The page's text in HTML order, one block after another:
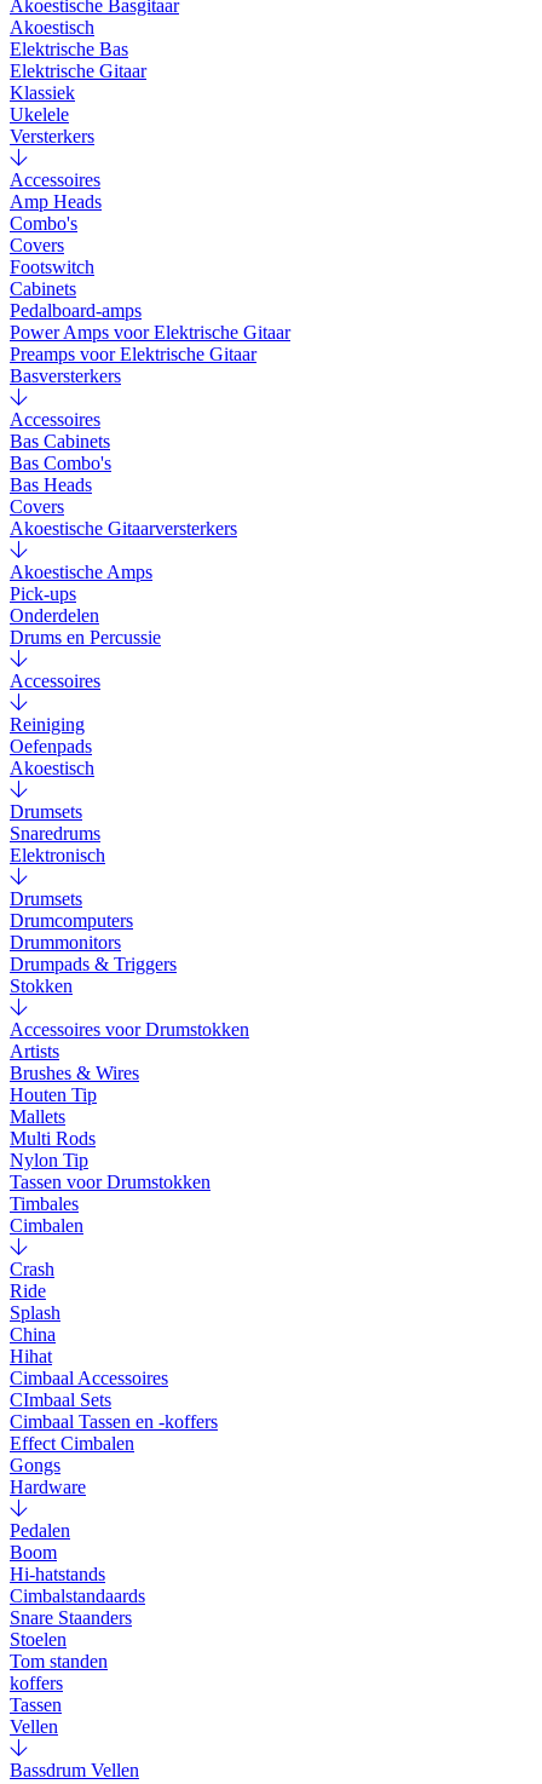
Akoestische Basgitaar
Akoestisch
Elektrische Bas
Elektrische Gitaar
Klassiek
Ukelele
Versterkers
Accessoires
Amp Heads
Combo's
Covers
Footswitch
Cabinets
Pedalboard-amps
Power Amps voor Elektrische Gitaar
Preamps voor Elektrische Gitaar
Basversterkers
Accessoires
Bas Cabinets
Bas Combo's
Bas Heads
Covers
Akoestische Gitaarversterkers
Akoestische Amps
Pick-ups
Onderdelen
Drums en Percussie
Accessoires
Reiniging
Oefenpads
Akoestisch
Drumsets
Snaredrums
Elektronisch
Drumsets
Drumcomputers
Drummonitors
Drumpads & Triggers
Stokken
Accessoires voor Drumstokken
Artists
Brushes & Wires
Houten Tip
Mallets
Multi Rods
Nylon Tip
Tassen voor Drumstokken
Timbales
Cimbalen
Crash
Ride
Splash
China
Hihat
Cimbaal Accessoires
CImbaal Sets
Cimbaal Tassen en -koffers
Effect Cimbalen
Gongs
Hardware
Pedalen
Boom
Hi-hatstands
Cimbalstandaards
Snare Staanders
Stoelen
Tom standen
koffers
Tassen
Vellen
Bassdrum Vellen